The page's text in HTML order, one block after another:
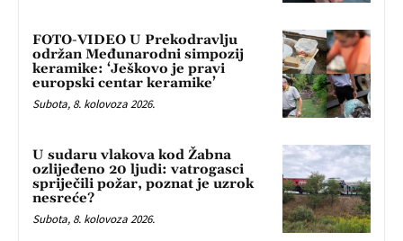
FOTO-VIDEO U Prekodravlju
održan Međunarodni simpozij
keramike: ‘Ješkovo je pravi
europski centar keramike’
Subota, 8. kolovoza 2026.
U sudaru vlakova kod Žabna
ozlijeđeno 20 ljudi: vatrogasci
spriječili požar, poznat je uzrok
nesreće?
Subota, 8. kolovoza 2026.